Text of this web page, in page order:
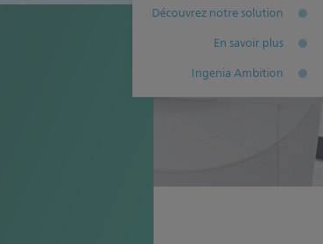
Découvrez notre solution
En savoir plus
Ingenia Ambition